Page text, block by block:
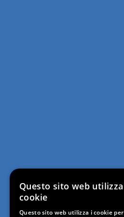
Questo sito web utilizza
cookie
Questo sito web utilizza i cookie per